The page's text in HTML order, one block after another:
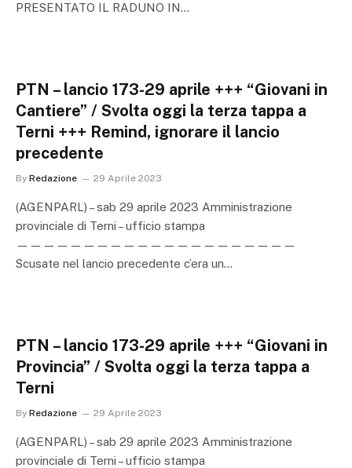
PRESENTATO IL RADUNO IN…
PTN – lancio 173-29 aprile +++ “Giovani in
Cantiere” / Svolta oggi la terza tappa a
Terni +++ Remind, ignorare il lancio
precedente
By Redazione 29 Aprile 2023
(AGENPARL) – sab 29 aprile 2023 Amministrazione
provinciale di Terni – ufficio stampa
—————————————————————
Scusate nel lancio precedente c’era un…
PTN – lancio 173-29 aprile +++ “Giovani in
Provincia” / Svolta oggi la terza tappa a
Terni
By Redazione 29 Aprile 2023
(AGENPARL) – sab 29 aprile 2023 Amministrazione
provinciale di Terni – ufficio stampa